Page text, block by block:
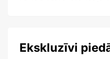
Ekskluzīvi